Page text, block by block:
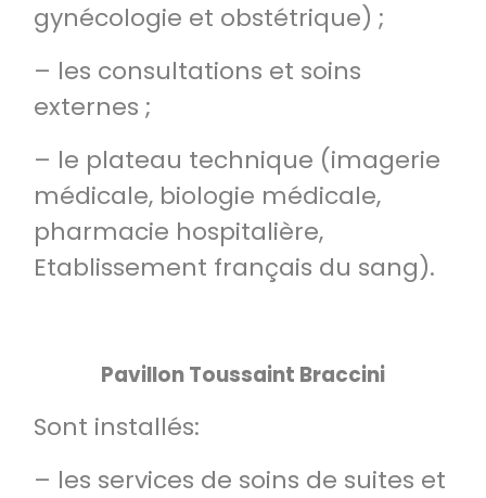
gynécologie et obstétrique) ;
– les consultations et soins
externes ;
– le plateau technique (imagerie
médicale, biologie médicale,
pharmacie hospitalière,
Etablissement français du sang).
Pavillon Toussaint Braccini
Sont installés:
– les services de soins de suites et